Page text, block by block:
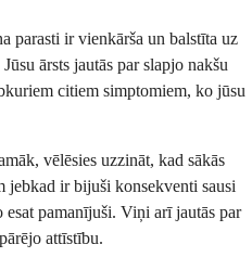
parasti ir vienkārša un balstīta uz
ārsts jautās par slapjo nakšu
citiem simptomiem, ko jūsu
vēlēsies uzzināt, kad sākās
jebkad ir bijuši konsekventi sausi
pamanījuši. Viņi arī jautās par
attīstību.